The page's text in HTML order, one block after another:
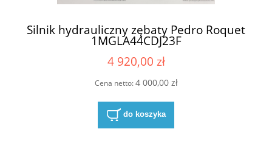
Silnik hydrauliczny zębaty Pedro Roquet
1MGLA44CDJ23F
4 920,00 zł
Cena netto:4 000,00 zł
do koszyka